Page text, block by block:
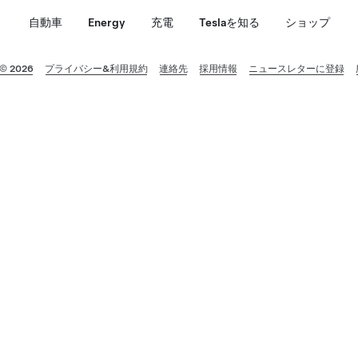
自動車 Energy 充電 Teslaを知る ショップ
2026 プライバシー&利用規約 連絡先 採用情報 ニュースレターに登録